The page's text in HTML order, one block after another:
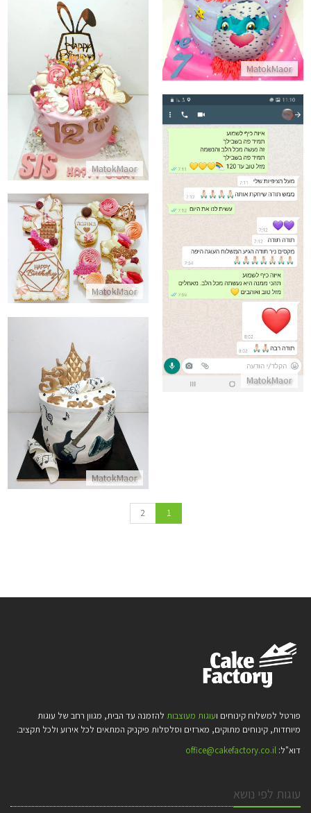
MatokMaor
התקשר/י
MatokMaor
עוגת בת מצווה להזמנה עם
התקשר/י
MatokMaor
ביקורות מלקוחות לעוגה מעל כל הציפיות
התקשר/י
MatokMaor
עוגת מספרים שוקולדים
התקשר/י
MatokMaor
עוגה לגבר בעיצוב מוזיקה ותווים
התקשר/י
1
2
פורטל למשלוח קינוחים ועוגות מעוצבות להזמנה עד הבית, מגוון רחב של עוגות
מיוחדות, קינוחים מתוקים, מארזים וסלסלות פיקניק המתאים לכל אירוע ולכל תקציב.
דוא"ל: office@cakefactory.co.il
עוגות לפי נושא